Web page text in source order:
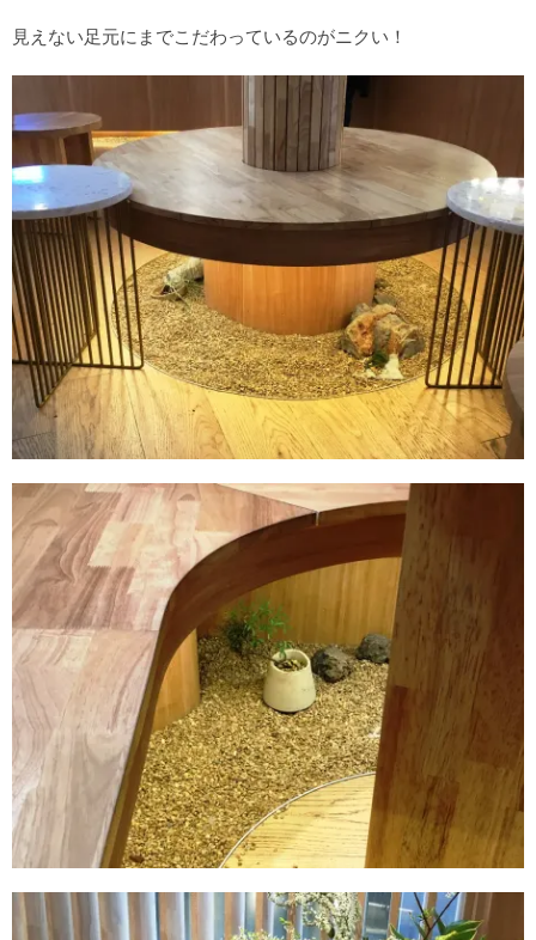
見えない足元にまでこだわっているのがニクい！